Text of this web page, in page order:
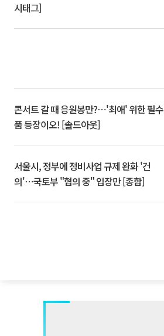
시태그]
콘서트 갈 때 응원봉만?⋯'최애' 위한 필수
품 등장이오! [솔드아웃]
서울시, 정부에 정비사업 규제 완화 '건
의'⋯국토부 "협의 중" 입장만 [종합]